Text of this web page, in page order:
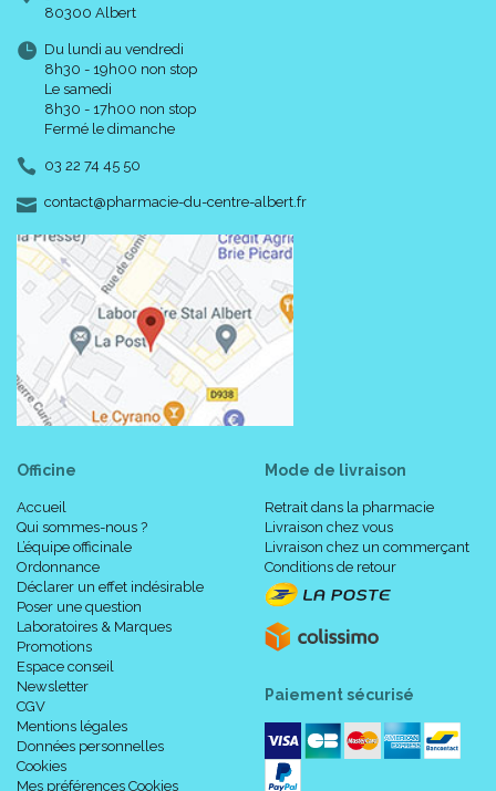
80300 Albert
Du lundi au vendredi
8h30 - 19h00 non stop
Le samedi
8h30 - 17h00 non stop
Fermé le dimanche
03 22 74 45 50
contact-
@-
pharmacie-du-centre-albert.fr
Officine
Accueil
Qui sommes-nous ?
L’équipe officinale
Ordonnance
Déclarer un effet indésirable
Poser une question
Laboratoires & Marques
Promotions
Espace conseil
Newsletter
CGV
Mentions légales
Données personnelles
Cookies
Mes préférences Cookies
Mode de livraison
Retrait dans la pharmacie
Livraison chez vous
Livraison chez un commerçant
Conditions de retour
Paiement sécurisé